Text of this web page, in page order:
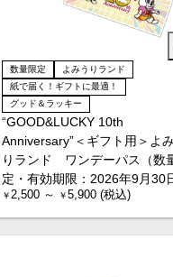
数量限定
よみうりランド
紙で届く！ギフトに最適！
グッド＆ラッキー
“GOOD&LUCKY 10th
Anniversary”＜ギフト用＞よ
りランド ワンデーパス（数
定・有効期限：2026年9月30
￥ 2,500 ～ ￥5,900 (税込)